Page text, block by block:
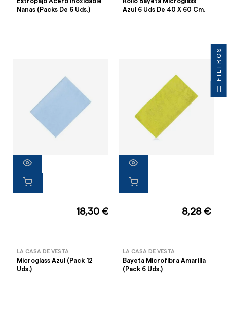
Nanas (Packs De 6 Uds.)
Azul 6 Uds De 40 X 60 Cm.
18,30 €
LA CASA DE VESTA
Microglass Azul (Pack 12
Uds.)
8,28 €
LA CASA DE VESTA
Bayeta Microfibra Amarilla
(Pack 6 Uds.)
FILTROS